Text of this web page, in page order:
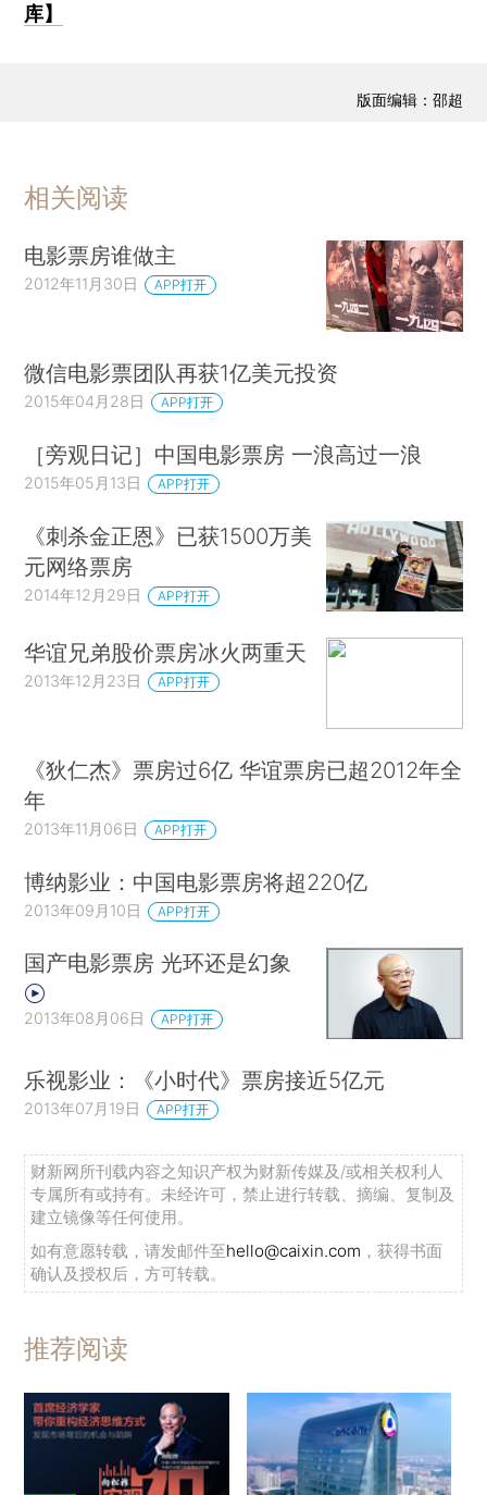
库】
版面编辑：邵超
相关阅读
电影票房谁做主
2012年11月30日 APP打开
微信电影票团队再获1亿美元投资
2015年04月28日 APP打开
［旁观日记］中国电影票房 一浪高过一浪
2015年05月13日 APP打开
《刺杀金正恩》已获1500万美
元网络票房
2014年12月29日 APP打开
华谊兄弟股价票房冰火两重天
2013年12月23日 APP打开
《狄仁杰》票房过6亿 华谊票房已超2012年全
年
2013年11月06日 APP打开
博纳影业：中国电影票房将超220亿
2013年09月10日 APP打开
国产电影票房 光环还是幻象
2013年08月06日 APP打开
乐视影业：《小时代》票房接近5亿元
2013年07月19日 APP打开
财新网所刊载内容之知识产权为财新传媒及/或相关权利人
专属所有或持有。未经许可，禁止进行转载、摘编、复制及
建立镜像等任何使用。
如有意愿转载，请发邮件至hello@caixin.com ，获得书面
确认及授权后，方可转载。
推荐阅读